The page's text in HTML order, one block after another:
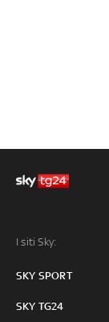
I siti Sky:
SKY SPORT
SKY TG24